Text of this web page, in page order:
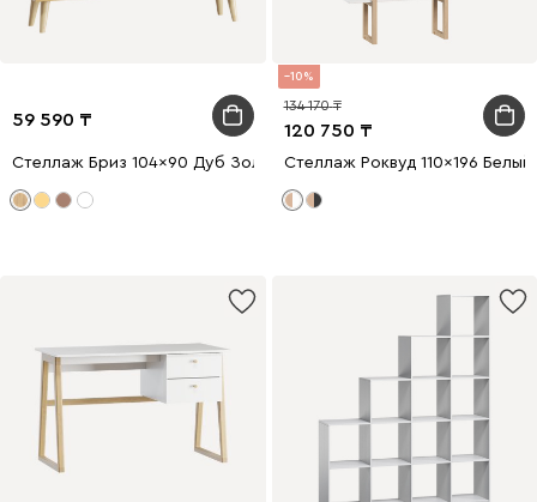
59 590
Стеллаж Бриз 104x90 Дуб Золотистый
10
120 750
134 170
Стеллаж Роквуд 110x196 Белый